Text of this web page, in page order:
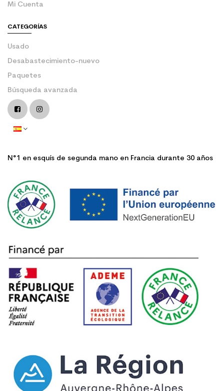
Mi Cuenta
CATEGORÍAS
Usado
Desabastecimiento-nuevo
Paquetes
Búsqueda avanzada
N°1 en esquís de segunda mano en Francia durante 30 años